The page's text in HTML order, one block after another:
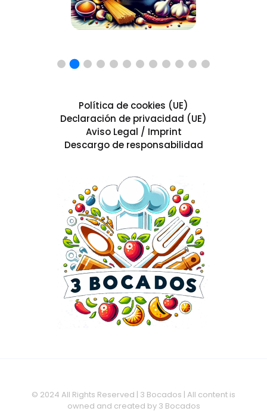
Política de cookies (UE)
Declaración de privacidad (UE)
Aviso Legal / Imprint
Descargo de responsabilidad
© 2024 All Rights Reserved | 3 Bocados | All content is
owned and created by 3 Bocados